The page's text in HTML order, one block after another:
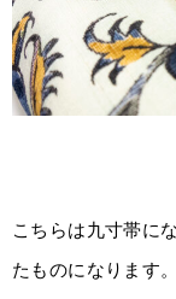
こちらは九寸帯に
たものになります。